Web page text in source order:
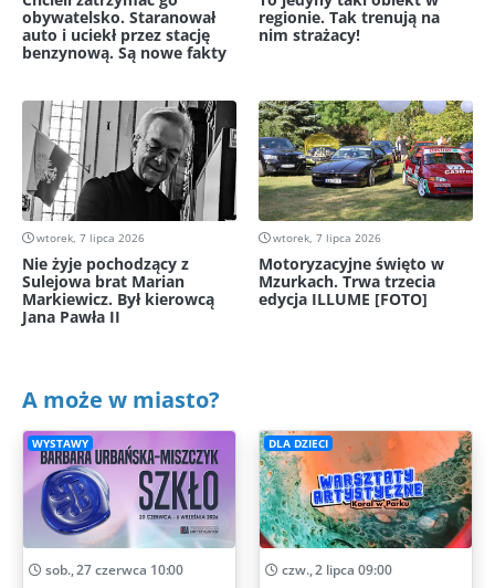
obywatelsko. Staranował
auto i uciekł przez stację
benzynową. Są nowe fakty
regionie. Tak trenują na
nim strażacy!
wtorek, 7 lipca 2026
Nie żyje pochodzący z
Sulejowa brat Marian
Markiewicz. Był kierowcą
Jana Pawła II
wtorek, 7 lipca 2026
Motoryzacyjne święto w
Mzurkach. Trwa trzecia
edycja ILLUME [FOTO]
A może w miasto?
WYSTAWY
sob., 27 czerwca 10:00
DLA DZIECI
czw., 2 lipca 09:00